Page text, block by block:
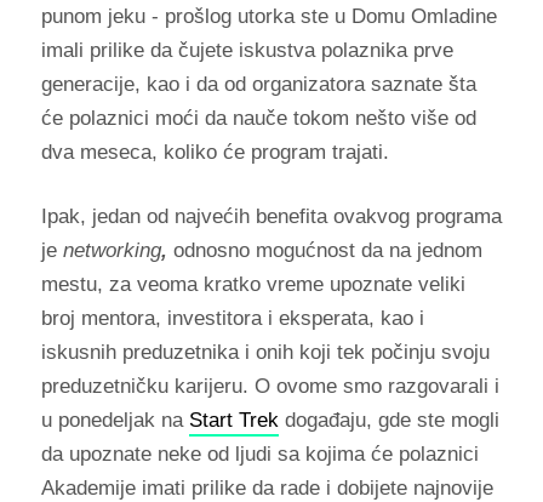
punom jeku - prošlog utorka ste u Domu Omladine
imali prilike da čujete iskustva polaznika prve
generacije, kao i da od organizatora saznate šta
će polaznici moći da nauče tokom nešto više od
dva meseca, koliko će program trajati.
Ipak, jedan od najvećih benefita ovakvog programa
je networking, odnosno mogućnost da na jednom
mestu, za veoma kratko vreme upoznate veliki
broj mentora, investitora i eksperata, kao i
iskusnih preduzetnika i onih koji tek počinju svoju
preduzetničku karijeru. O ovome smo razgovarali i
u ponedeljak na Start Trek događaju, gde ste mogli
da upoznate neke od ljudi sa kojima će polaznici
Akademije imati prilike da rade i dobijete najnovije